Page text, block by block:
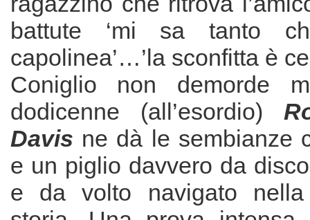
battute ‘mi sa tanto
capolinea’…’la sconfitta è
Coniglio non demorde
dodicenne (all’esordio)
Davis ne dà le sembianze
e un piglio davvero da
e da volto navigato